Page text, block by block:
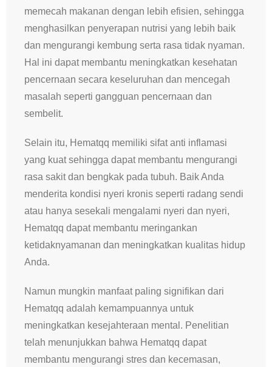
memecah makanan dengan lebih efisien, sehingga
menghasilkan penyerapan nutrisi yang lebih baik
dan mengurangi kembung serta rasa tidak nyaman.
Hal ini dapat membantu meningkatkan kesehatan
pencernaan secara keseluruhan dan mencegah
masalah seperti gangguan pencernaan dan
sembelit.
Selain itu, Hematqq memiliki sifat anti inflamasi
yang kuat sehingga dapat membantu mengurangi
rasa sakit dan bengkak pada tubuh. Baik Anda
menderita kondisi nyeri kronis seperti radang sendi
atau hanya sesekali mengalami nyeri dan nyeri,
Hematqq dapat membantu meringankan
ketidaknyamanan dan meningkatkan kualitas hidup
Anda.
Namun mungkin manfaat paling signifikan dari
Hematqq adalah kemampuannya untuk
meningkatkan kesejahteraan mental. Penelitian
telah menunjukkan bahwa Hematqq dapat
membantu mengurangi stres dan kecemasan,